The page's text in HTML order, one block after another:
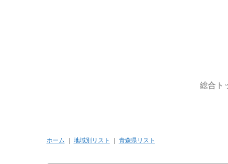
総合ト
ホーム 地域別リスト 青森県リスト